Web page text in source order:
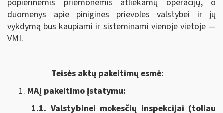
popierinėmis priemonėmis atliekamų operacijų, o
duomenys apie pinigines prievoles valstybei ir jų
vykdymą bus kaupiami ir sisteminami vienoje vietoje —
VMI.
Teisės aktų pakeitimų esmė:
MAĮ pakeitimo įstatymu:
1.1. Valstybinei mokesčių inspekcijai (toliau